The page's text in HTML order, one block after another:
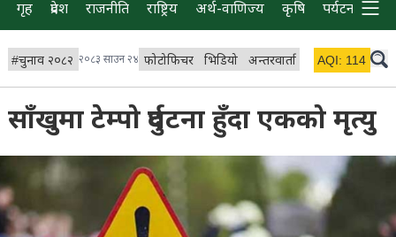
गृह प्रदेश राजनीति राष्ट्रिय अर्थ-वाणिज्य कृषि पर्यटन प्रवास
#चुनाव २०८२ २०८३ साउन २४ फोटोफिचर भिडियो अन्तरवार्ता विचार/ब्लग
AQI: 114
साँखुमा टेम्पो दुर्घटना हुँदा एकको मृत्यु